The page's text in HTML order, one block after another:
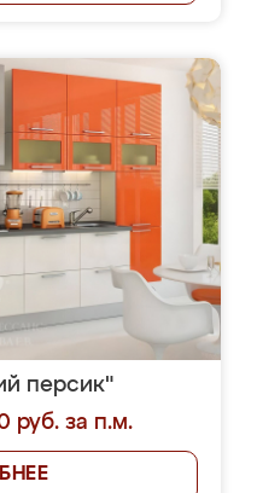
персик"
руб. за п.м.